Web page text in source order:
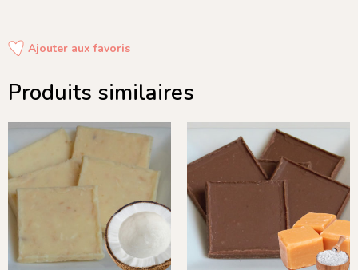
Ajouter aux favoris
Produits similaires